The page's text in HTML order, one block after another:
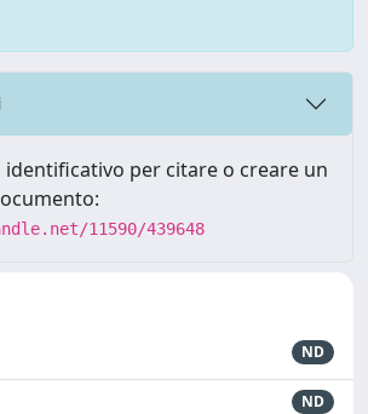
identificativo per citare o creare un
11590/439648
ND
ND